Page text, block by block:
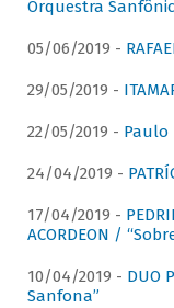
Orquestra
05/06/2019 -
29/05/2019 -
22/05/2019 - Paulo
24/04/2019 -
17/04/2019 -
ACORDEON /
10/04/2019 - DUO
Sanfona”